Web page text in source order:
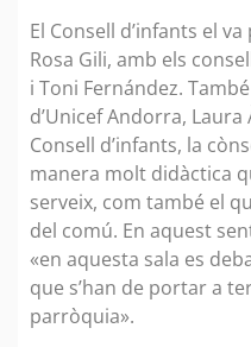
El Consell d’infants el
Rosa Gili, amb els
i Toni Fernández.
d’Unicef Andorra,
Consell d’infants, la
manera molt didàctica
serveix, com també el
del comú. En aquest
«en aquesta sala es
que s’han de portar a
parròquia».